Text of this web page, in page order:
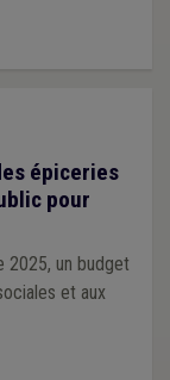
épiceries
pour
2025, un budget
et aux